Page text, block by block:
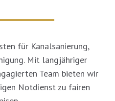
für Kanalsanierung,
Mit langjähriger
Team bieten wir
Notdienst zu fairen